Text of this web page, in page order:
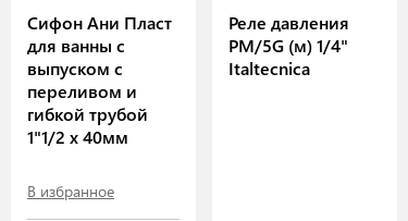
Сифон Ани Пласт
для ванны с
выпуском с
переливом и
гибкой трубой
1"1/2 х 40мм
В избранное
Реле давления
РМ/5G (м) 1/4"
Italtecnica